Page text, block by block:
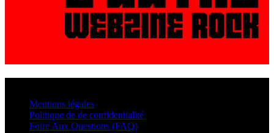
Mentions légales
Politique de de confidentialité
Foire Aux Questions (FAQ)